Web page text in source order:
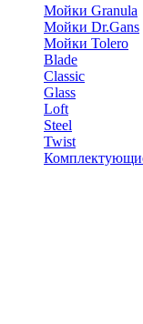
Мойки Granula
Мойки Dr.Gans
Мойки Tolero
Blade
Classic
Glass
Loft
Steel
Twist